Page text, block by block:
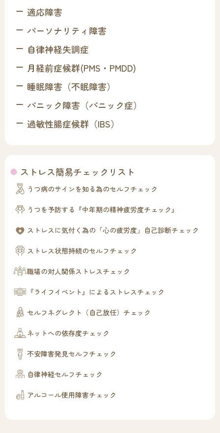
適応障害
パーソナリティ障害
自律神経失調症
月経前症候群(PMS・PMDD)
睡眠障害（不眠障害）
パニック障害（パニック症）
過敏性腸症候群（IBS）
ストレス簡易チェックリスト
うつ病のサインを知る為のセルフチェック
うつを予防する『中年期の精神疲労度チェック』
ストレスに気付く為の「心の疲労度」自己診断チェック
ストレス状態持続のセルフチェック
職場の対人関係ストレスチェック
『ライフイベント』によるストレスチェック
セルフネグレクト（自己放任）チェック
ネットへの依存度チェック
不安障害発見セルフチェック
自律神経セルフチェック
アルコール使用障害チェック